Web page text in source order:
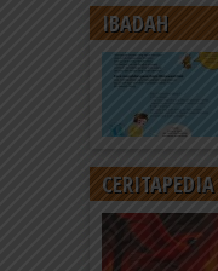
IBADAH
CERITAPEDIA